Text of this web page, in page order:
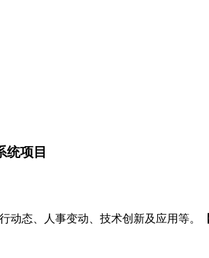
统项目
态、人事变动、技术创新及应用等。